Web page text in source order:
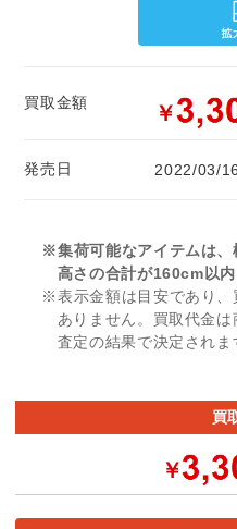
買取金額 ￥
発売日 2022/03/16
※集荷可能なアイテムは、
高さの合計が160cm以
※表示金額は目安であり、
ありません。買取代金
査定の結果で決定されま
買
￥